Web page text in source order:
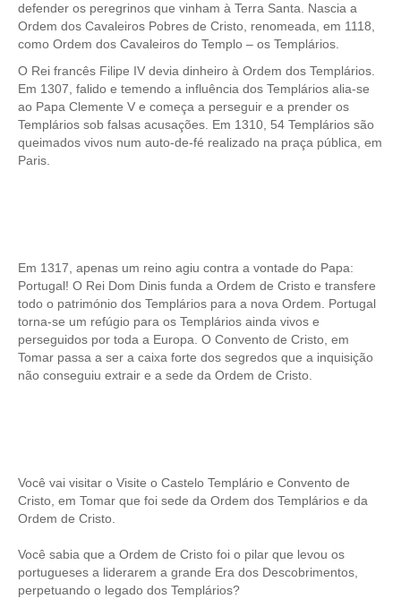
Fátima
Um dia em Fátima
Fátima e Ourém
Évora
Évora e Monsaraz
Tours meio dia
Tour de meio-dia em Sintra
Tour de meio-dia em Fátima
Tours Temáticos
A Calçada Portuguesa
WineTours
Évora & Cartuxa
Arrabida com Degustação de Vinhos e Queijo
defender os peregrinos que vinham à Terra Santa. Nascia a
Ordem dos Cavaleiros Pobres de Cristo, renomeada, em 1118,
como Ordem dos Cavaleiros do Templo – os Templários.
O Rei francês Filipe IV devia dinheiro à Ordem dos Templários.
Em 1307, falido e temendo a influência dos Templários alia-se
ao Papa Clemente V e começa a perseguir e a prender os
Templários sob falsas acusações. Em 1310, 54 Templários são
queimados vivos num auto-de-fé realizado na praça pública, em
Paris.
Em 1317, apenas um reino agiu contra a vontade do Papa:
Portugal! O Rei Dom Dinis funda a Ordem de Cristo e transfere
todo o património dos Templários para a nova Ordem. Portugal
torna-se um refúgio para os Templários ainda vivos e
perseguidos por toda a Europa. O Convento de Cristo, em
Tomar passa a ser a caixa forte dos segredos que a inquisição
não conseguiu extrair e a sede da Ordem de Cristo.
Você vai visitar o Visite o Castelo Templário e Convento de
Cristo, em Tomar que foi sede da Ordem dos Templários e da
Ordem de Cristo.
Você sabia que a Ordem de Cristo foi o pilar que levou os
portugueses a liderarem a grande Era dos Descobrimentos,
perpetuando o legado dos Templários?